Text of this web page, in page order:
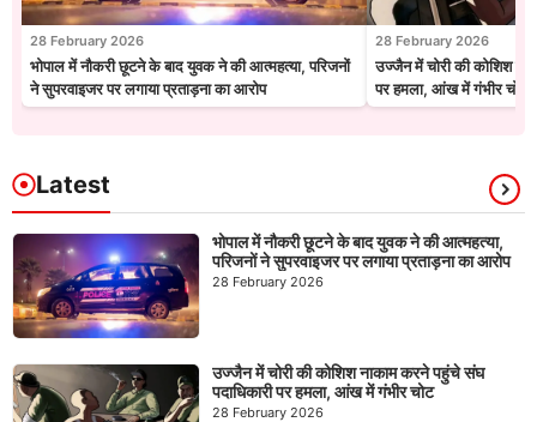
28 February 2026
भोपाल में नौकरी छूटने के बाद युवक ने की आत्महत्या, परिजनों
ने सुपरवाइजर पर लगाया प्रताड़ना का आरोप
28 February 2026
उज्जैन में चोरी की कोशिश
पर हमला, आंख में गंभीर चोट
Latest
भोपाल में नौकरी छूटने के बाद युवक ने की आत्महत्या,
परिजनों ने सुपरवाइजर पर लगाया प्रताड़ना का आरोप
28 February 2026
उज्जैन में चोरी की कोशिश नाकाम करने पहुंचे संघ
पदाधिकारी पर हमला, आंख में गंभीर चोट
28 February 2026